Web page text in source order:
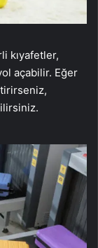
kıyafetler,
açabilir. Eğer